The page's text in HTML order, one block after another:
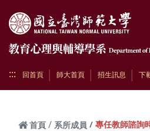
::: 回首頁 師大首頁 招生訊息 下
首頁 系所成員 專任教師諮詢